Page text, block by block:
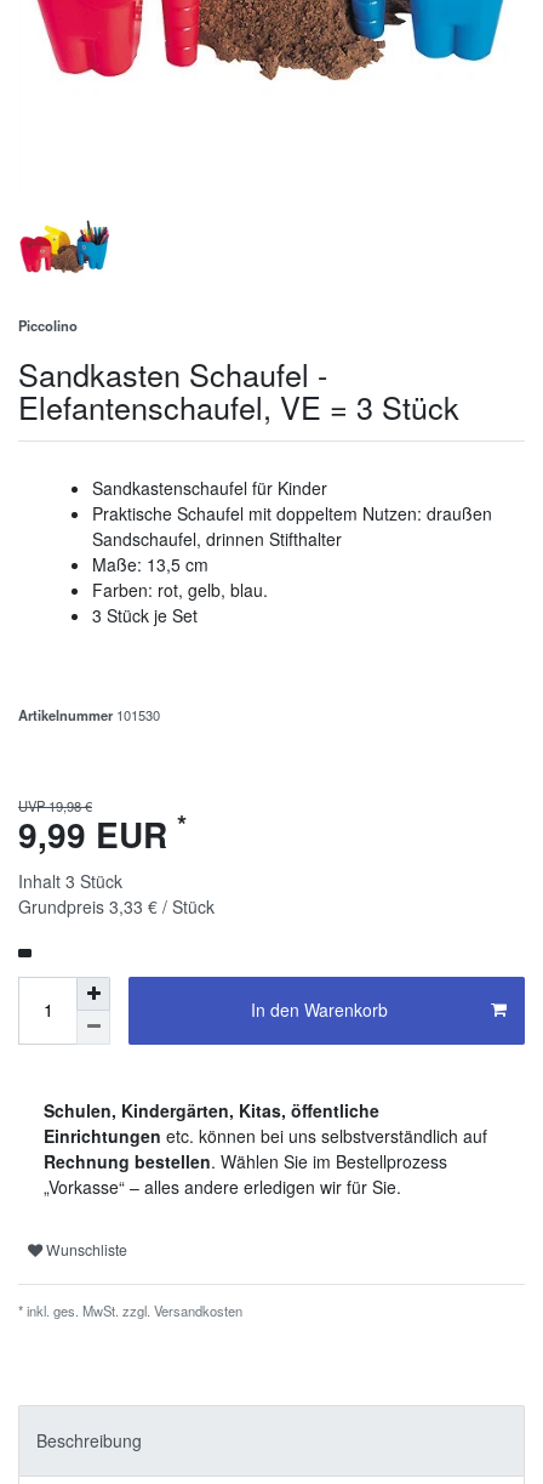
Piccolino
Sandkasten Schaufel -
Elefantenschaufel, VE = 3 Stück
Sandkastenschaufel für Kinder
Praktische Schaufel mit doppeltem Nutzen: draußen
Sandschaufel, drinnen Stifthalter
Maße: 13,5 cm
Farben: rot, gelb, blau.
3 Stück je Set
Artikelnummer 101530
UVP 19,98 €
9,99 EUR *
Inhalt 3 Stück
Grundpreis 3,33 € / Stück
In den Warenkorb
Schulen, Kindergärten, Kitas, öffentliche
Einrichtungen etc. können bei uns selbstverständlich auf
Rechnung bestellen. Wählen Sie im Bestellprozess
„Vorkasse“ – alles andere erledigen wir für Sie.
Wunschliste
* inkl. ges. MwSt. zzgl. Versandkosten
Beschreibung